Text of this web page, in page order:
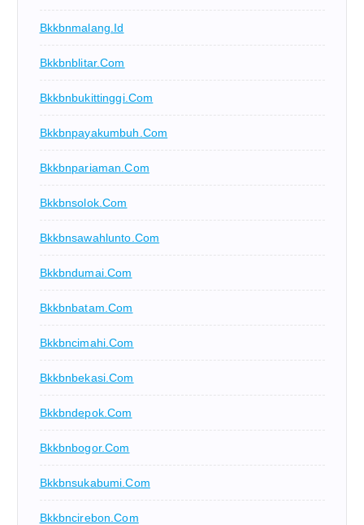
Bkkbnmalang.id
Bkkbnblitar.com
Bkkbnbukittinggi.com
Bkkbnpayakumbuh.com
Bkkbnpariaman.com
Bkkbnsolok.com
Bkkbnsawahlunto.com
Bkkbndumai.com
Bkkbnbatam.com
Bkkbncimahi.com
Bkkbnbekasi.com
Bkkbndepok.com
Bkkbnbogor.com
Bkkbnsukabumi.com
Bkkbncirebon.com